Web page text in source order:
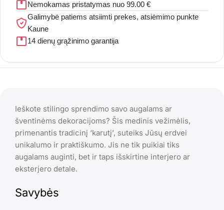
Nemokamas pristatymas nuo 99.00 €
Galimybė patiems atsiimti prekes, atsiėmimo punkte
Kaune
14 dienų grąžinimo garantija
Ieškote stilingo sprendimo savo augalams ar
šventinėms dekoracijoms? Šis medinis vežimėlis,
primenantis tradicinį ‘karutį’, suteiks Jūsų erdvei
unikalumo ir praktiškumo. Jis ne tik puikiai tiks
augalams auginti, bet ir taps išskirtine interjero ar
eksterjero detale.
Savybės